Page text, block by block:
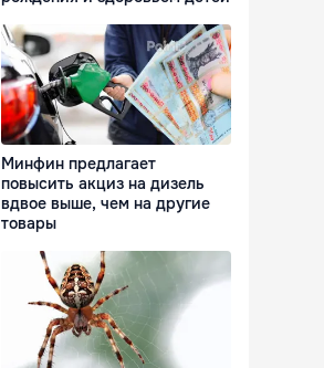
Минфин предлагает
повысить акциз на дизель
вдвое выше, чем на другие
товары